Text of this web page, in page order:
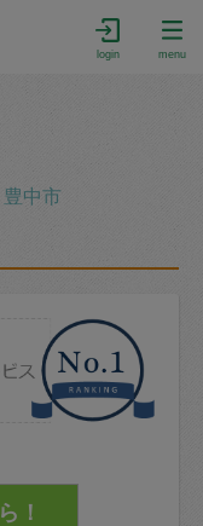
login menu
豊中市